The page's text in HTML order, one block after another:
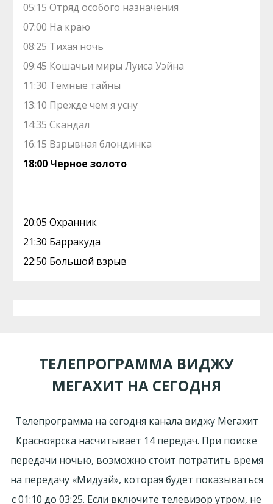
05:15 Отряд особого назначения
07:00 На краю
08:25 Тихая ночь
09:45 Кошачьи миры Луиса Уэйна
11:30 Темные тайны
13:10 Прежде чем я усну
14:35 Скандал
16:15 Взрывная блондинка
18:00 Черное золото
20:05 Охранник
21:30 Барракуда
22:50 Большой взрыв
ТЕЛЕПРОГРАММА ВИДЖУ
МЕГАХИТ НА СЕГОДНЯ
Телепрограмма на сегодня канала виджу Мегахит
Красноярска насчитывает 14 передач. При поиске
передачи ночью, возможно стоит потратить время
на передачу «Мидуэй», которая будет показываться
с 01:10 до 03:25. Если включите телевизор утром, не